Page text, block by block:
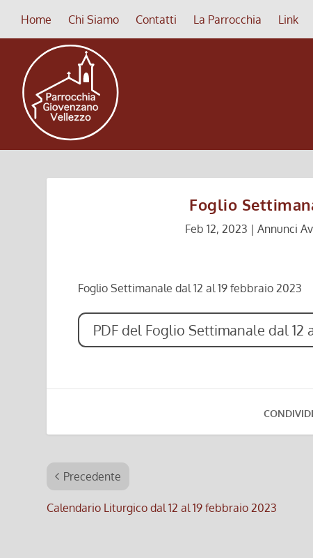
Home Chi Siamo Contatti La Parrocchia Link
Foglio
Feb 12, 2023 |Annunci
Foglio Settimanale dal 12 al 19 febbraio 2023
PDF del Foglio Settimanale dal 12
Precedente
Calendario Liturgico dal 12 al 19 febbraio 2023